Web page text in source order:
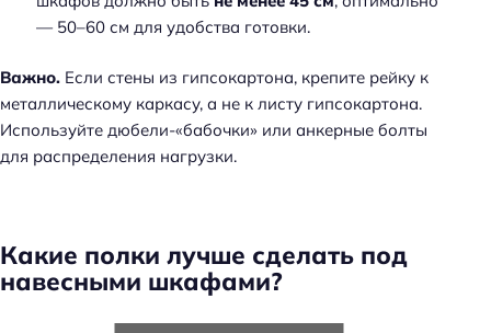
— 50–60 см для удобства готовки.
Важно. Если стены из гипсокартона, крепите рейку к
металлическому каркасу, а не к листу гипсокартона.
Используйте дюбели-«бабочки» или анкерные болты
для распределения нагрузки.
Какие полки лучше сделать под
навесными шкафами?